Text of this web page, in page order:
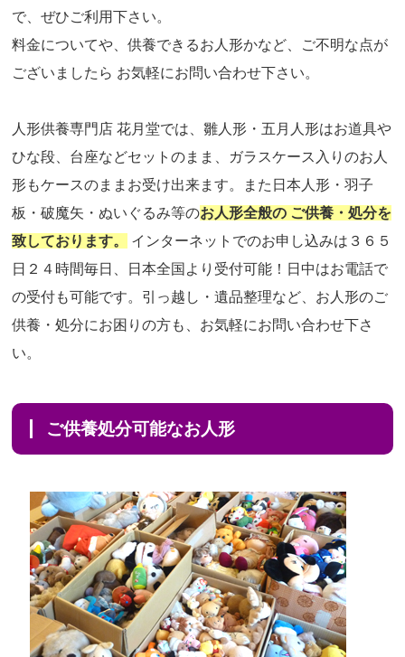
で、ぜひご利用下さい。
料金についてや、供養できるお人形かなど、ご不明な点が
ございましたら お気軽にお問い合わせ下さい。
人形供養専門店 花月堂では、雛人形・五月人形はお道具や
ひな段、台座などセットのまま、ガラスケース入りのお人
形もケースのままお受け出来ます。また日本人形・羽子
板・破魔矢・ぬいぐるみ等のお人形全般の ご供養・処分を
致しております。
インターネットでのお申し込みは３６５
日２４時間毎日、日本全国より受付可能！日中はお電話で
の受付も可能です。引っ越し・遺品整理など、お人形のご
供養・処分にお困りの方も、お気軽にお問い合わせ下さ
い。
ご供養処分可能なお人形